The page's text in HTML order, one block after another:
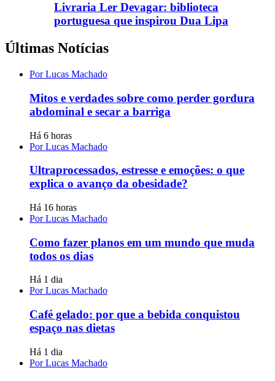
Livraria Ler Devagar: biblioteca
portuguesa que inspirou Dua Lipa
Últimas Notícias
Por Lucas Machado
Mitos e verdades sobre como perder gordura
abdominal e secar a barriga
Há 6 horas
Por Lucas Machado
Ultraprocessados, estresse e emoções: o que
explica o avanço da obesidade?
Há 16 horas
Por Lucas Machado
Como fazer planos em um mundo que muda
todos os dias
Há 1 dia
Por Lucas Machado
Café gelado: por que a bebida conquistou
espaço nas dietas
Há 1 dia
Por Lucas Machado